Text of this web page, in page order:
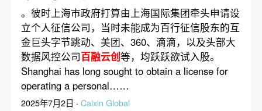
Business Models
。彼时上海市政府打算由上海国际集团牵头申请设
立个人征信公司，当时未能成为百行征信股东的互
金巨头字节跳动、美团、360、滴滴，以及头部大
数据风控公司百融云创等，均跃跃欲试入股。
Shanghai has long sought to obtain a license for
operating a personal……
2025年7月2日 · Caixin Global